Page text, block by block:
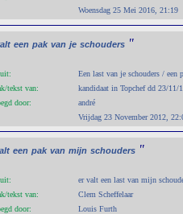
Woensdag 25 Mei 2016, 21:19
een pak van je schouders "
Een last van je schouders / een
tekst van:
kandidaat in Topchef dd 23/11/
door:
andré
Vrijdag 23 November 2012,
een pak van mijn schouders "
er valt een last van mijn
tekst van:
Clem Scheffelaar
door:
Louis Furth